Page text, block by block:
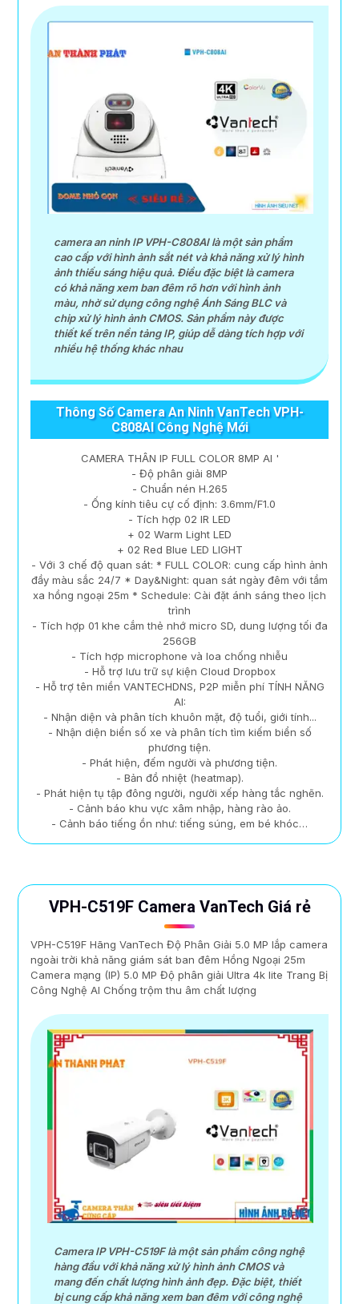
camera an ninh IP VPH-C808AI là một sản phẩm
cao cấp với hình ảnh sắt nét và khả năng xử lý hình
ảnh thiếu sáng hiệu quả. Điều đặc biệt là camera
có khả năng xem ban đêm rõ hơn với hình ảnh
màu, nhờ sử dụng công nghệ Ánh Sáng BLC và
chip xử lý hình ảnh CMOS. Sản phẩm này được
thiết kế trên nền tảng IP, giúp dễ dàng tích hợp với
nhiều hệ thống khác nhau
Thông Số Camera An Ninh VanTech VPH-
C808AI Công Nghệ Mới
CAMERA THÂN IP FULL COLOR 8MP AI '
- Độ phân giải 8MP
- Chuẩn nén H.265
- Ống kính tiêu cự cố định: 3.6mm/F1.0
- Tích hợp 02 IR LED
+ 02 Warm Light LED
+ 02 Red Blue LED LIGHT
- Với 3 chế độ quan sát: * FULL COLOR: cung cấp hình ảnh
đầy màu sắc 24/7 * Day&Night: quan sát ngày đêm với tầm
xa hồng ngoại 25m * Schedule: Cài đặt ánh sáng theo lịch
trình
- Tích hợp 01 khe cắm thẻ nhớ micro SD, dung lượng tối đa
256GB
- Tích hợp microphone và loa chống nhiễu
- Hỗ trợ lưu trữ sự kiện Cloud Dropbox
- Hỗ trợ tên miền VANTECHDNS, P2P miễn phí TÍNH NĂNG
AI:
- Nhận diện và phân tích khuôn mặt, độ tuổi, giới tính...
- Nhận diện biển số xe và phân tích tìm kiếm biển số
phương tiện.
- Phát hiện, đếm người và phương tiện.
- Bản đồ nhiệt (heatmap).
- Phát hiện tụ tập đông người, người xếp hàng tắc nghẽn.
- Cảnh báo khu vực xâm nhập, hàng rào ảo.
- Cảnh báo tiếng ồn như: tiếng súng, em bé khóc…
VPH-C519F Camera VanTech Giá rẻ
VPH-C519F Hãng VanTech Độ Phân Giải 5.0 MP lắp camera
ngoài trời khả năng giám sát ban đêm Hồng Ngoại 25m
Camera mạng (IP) 5.0 MP Độ phân giải Ultra 4k lite Trang Bị
Công Nghệ AI Chống trộm thu âm chất lượng
Camera IP VPH-C519F là một sản phẩm công nghệ
hàng đầu với khả năng xử lý hình ảnh CMOS và
mang đến chất lượng hình ảnh đẹp. Đặc biệt, thiết
bị cung cấp khả năng xem ban đêm với công nghệ